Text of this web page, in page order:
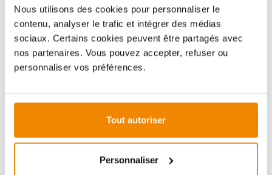
Nous utilisons des cookies pour personnaliser le
contenu, analyser le trafic et intégrer des médias
sociaux. Certains cookies peuvent être partagés avec
nos partenaires. Vous pouvez accepter, refuser ou
personnaliser vos préférences.
Tout autoriser
Personnaliser
Votre conseiller en matière de poêles
thème des poêles-cheminées. Aucune question ne
Vous avez des questions sur nos produits? N'hésitez
pas à nous contacter: